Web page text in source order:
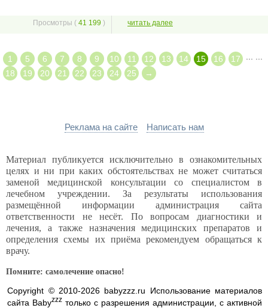
Просмотры ( 41 199 ) читать далее
1 5 6 7 8 9 10 11 12 13 14 15 16
17
18
19 20 21 22 23 24 25
→
Реклама на сайте Написать нам
Материал публикуется исключительно в ознакомительных
целях и ни при каких обстоятельствах не может считаться
заменой медицинской консультации со специалистом в
лечебном учреждении. За результаты использования
размещённой информации администрация сайта
ответственности не несёт. По вопросам диагностики и
лечения, а также назначения медицинских препаратов и
определения схемы их приёма рекомендуем обращаться к
врачу.
Помните: самолечение опасно!
Copyright © 2010-2026 babyzzz.ru Использование материалов
сайта Babyzzz только с разрешения администрации, с активной